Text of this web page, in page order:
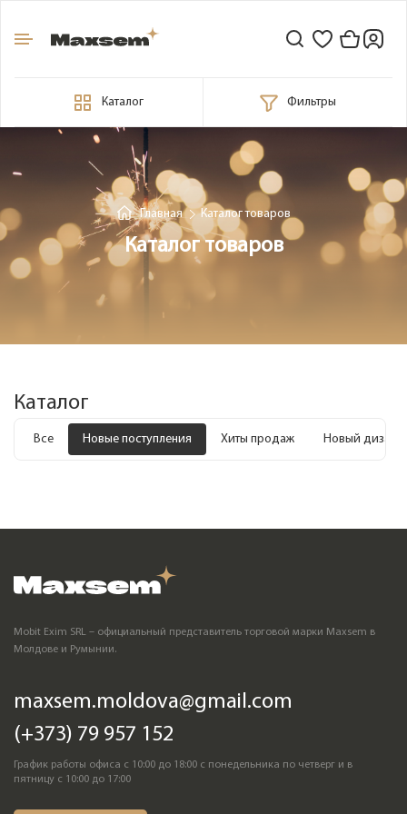
Каталог Фильтры
Главная Каталог товаров
Каталог товаров
Каталог
Все Новые поступления Хиты продаж Новый дизайн
Mobit Exim SRL – официальный представитель торговой марки Maxsem в
Молдове и Румынии.
maxsem.moldova@gmail.com
(+373) 79 957 152
График работы офиса с 10:00 до 18:00 с понедельника по четверг и в
пятницу с 10:00 до 17:00